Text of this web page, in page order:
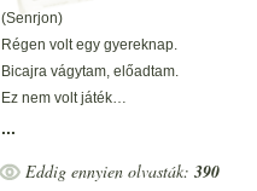
Vecsés, 2013. augusztus 30. –
írásként.
(Senrjon)
Régen volt egy gyereknap.
Bicajra vágytam, előadtam.
Ez nem volt játék…
Hét éves leszel, akkor meglesz.
...
Eddig ennyien olvasták: 390